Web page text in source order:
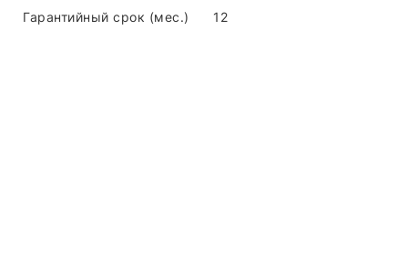
Гарантийный срок (мес.) 12